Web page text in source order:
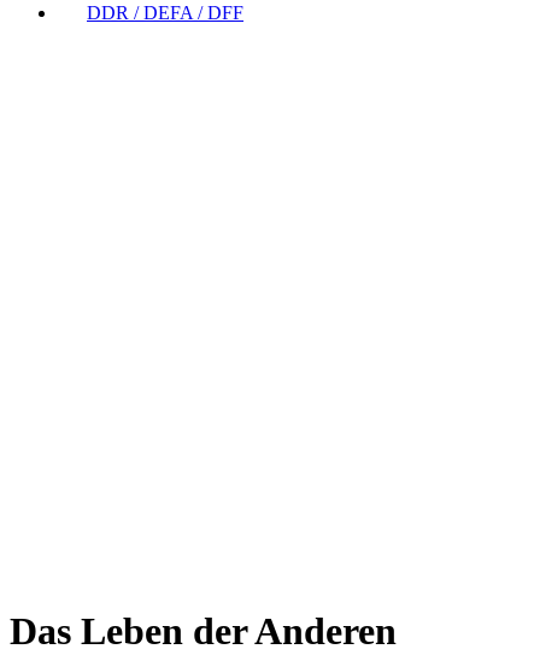
DDR / DEFA / DFF
Das Leben der Anderen